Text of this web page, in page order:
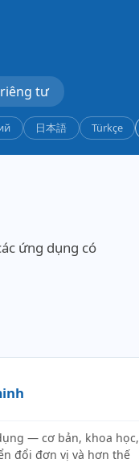
tư
日本語 Türkçe
ứng dụng có
— cơ bản, khoa học,
đổi đơn vị và hơn thế